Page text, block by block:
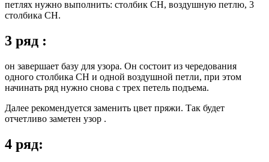
петлях нужно выполнить: столбик СН, воздушную петлю, 3
столбика СН.
3 ряд :
он завершает базу для узора. Он состоит из чередования
одного столбика СН и одной воздушной петли, при этом
начинать ряд нужно снова с трех петель подъема.
Далее рекомендуется заменить цвет пряжи. Так будет
отчетливо заметен узор .
4 ряд: